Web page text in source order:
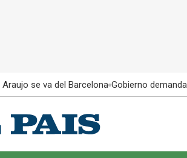
se va del Barcelona Gobierno